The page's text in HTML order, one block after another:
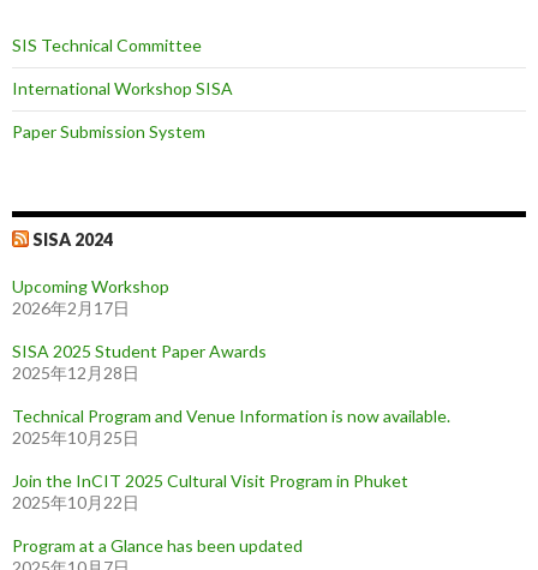
SIS Technical Committee
International Workshop SISA
Paper Submission System
SISA 2024
Upcoming Workshop
2026年2月17日
SISA 2025 Student Paper Awards
2025年12月28日
Technical Program and Venue Information is now available.
2025年10月25日
Join the InCIT 2025 Cultural Visit Program in Phuket
2025年10月22日
Program at a Glance has been updated